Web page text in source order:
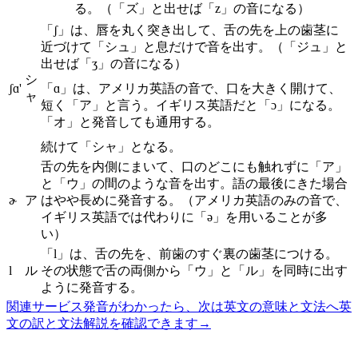
る。（「ズ」と出せば「z」の音になる）
ʃɑ'
シ
ャ
「ʃ」は、唇を丸く突き出して、舌の先を上の歯茎に
近づけて「シュ」と息だけで音を出す。（「ジュ」と
出せば「ʒ」の音になる）
「ɑ」は、アメリカ英語の音で、口を大きく開けて、
短く「ア」と言う。イギリス英語だと「ɔ」になる。
「オ」と発音しても通用する。
続けて「シャ」となる。
ɚ ア
舌の先を内側にまいて、口のどこにも触れずに「ア」
と「ウ」の間のような音を出す。語の最後にきた場合
はやや長めに発音する。（アメリカ英語のみの音で、
イギリス英語では代わりに「ə」を用いることが多
い）
l ル
「l」は、舌の先を、前歯のすぐ裏の歯茎につける。
その状態で舌の両側から「ウ」と「ル」を同時に出す
ように発音する。
関連サービス発音がわかったら、次は英文の意味と文法へ英
文の訳と文法解説を確認できます →